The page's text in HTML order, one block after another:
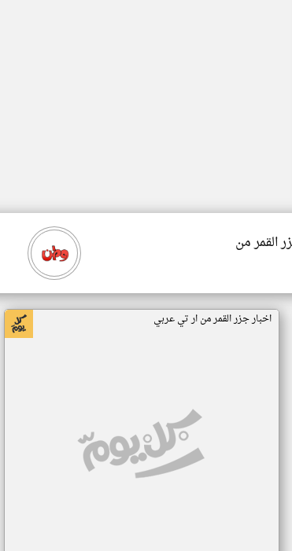
القمر من
اخبار جزر القمر من ار تي عربي